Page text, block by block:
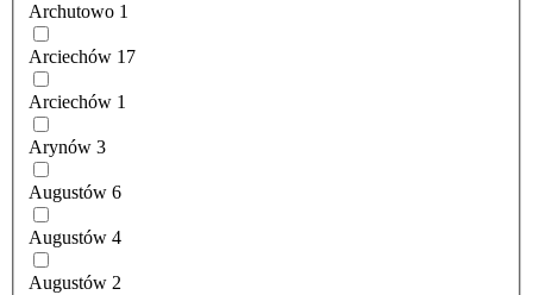
Archutowo 1
Arciechów 17
Arciechów 1
Arynów 3
Augustów 6
Augustów 4
Augustów 2